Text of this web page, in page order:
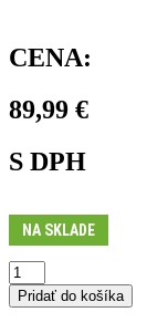
CENA:
89,99 €
S DPH
NA SKLADE
množstvo
Sedlo
STEALTH
Pridať do košíka